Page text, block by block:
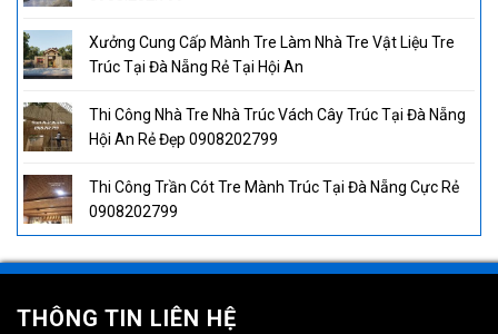
Xưởng Cung Cấp Mành Tre Làm Nhà Tre Vật Liệu Tre
Trúc Tại Đà Nẵng Rẻ Tại Hội An
Thi Công Nhà Tre Nhà Trúc Vách Cây Trúc Tại Đà Nẵng
Hội An Rẻ Đẹp 0908202799
Thi Công Trần Cót Tre Mành Trúc Tại Đà Nẵng Cực Rẻ
0908202799
THÔNG TIN LIÊN HỆ